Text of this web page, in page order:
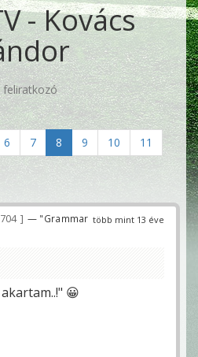
- Kovács
feliratkozó
6 7 8 9 10
11
több mint 13 éve
— "Grammar
😀